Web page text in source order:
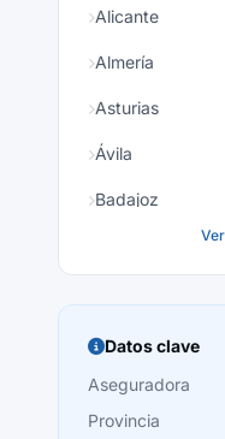
Alicante
Almería
Asturias
Ávila
Badajoz
Burgos
Cáceres
Cádiz
Datos clave
Aseguradora
Provincia